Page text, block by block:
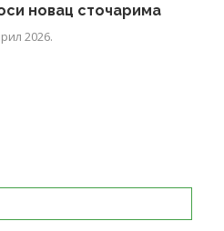
новац сточарима
2026.